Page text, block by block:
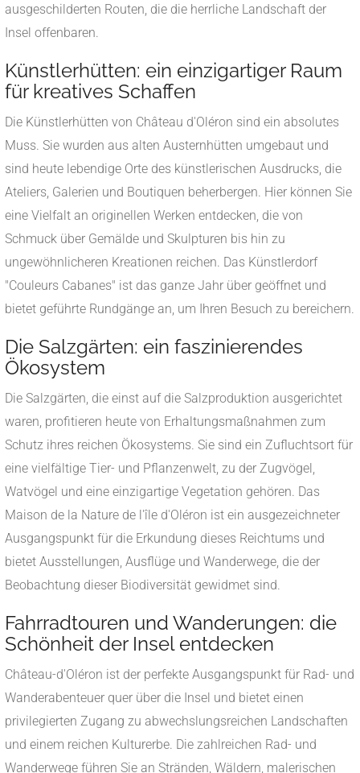
ausgeschilderten Routen, die die herrliche Landschaft der
Insel offenbaren.
Künstlerhütten: ein einzigartiger Raum
für kreatives Schaffen
Die Künstlerhütten von Château d'Oléron sind ein absolutes
Muss. Sie wurden aus alten Austernhütten umgebaut und
sind heute lebendige Orte des künstlerischen Ausdrucks, die
Ateliers, Galerien und Boutiquen beherbergen. Hier können Sie
eine Vielfalt an originellen Werken entdecken, die von
Schmuck über Gemälde und Skulpturen bis hin zu
ungewöhnlicheren Kreationen reichen. Das Künstlerdorf
"Couleurs Cabanes" ist das ganze Jahr über geöffnet und
bietet geführte Rundgänge an, um Ihren Besuch zu bereichern.
Die Salzgärten: ein faszinierendes
Ökosystem
Die Salzgärten, die einst auf die Salzproduktion ausgerichtet
waren, profitieren heute von Erhaltungsmaßnahmen zum
Schutz ihres reichen Ökosystems. Sie sind ein Zufluchtsort für
eine vielfältige Tier- und Pflanzenwelt, zu der Zugvögel,
Watvögel und eine einzigartige Vegetation gehören. Das
Maison de la Nature de l'île d'Oléron ist ein ausgezeichneter
Ausgangspunkt für die Erkundung dieses Reichtums und
bietet Ausstellungen, Ausflüge und Wanderwege, die der
Beobachtung dieser Biodiversität gewidmet sind.
Fahrradtouren und Wanderungen: die
Schönheit der Insel entdecken
Château-d'Oléron ist der perfekte Ausgangspunkt für Rad- und
Wanderabenteuer quer über die Insel und bietet einen
privilegierten Zugang zu abwechslungsreichen Landschaften
und einem reichen Kulturerbe. Die zahlreichen Rad- und
Wanderwege führen Sie an Stränden, Wäldern, malerischen